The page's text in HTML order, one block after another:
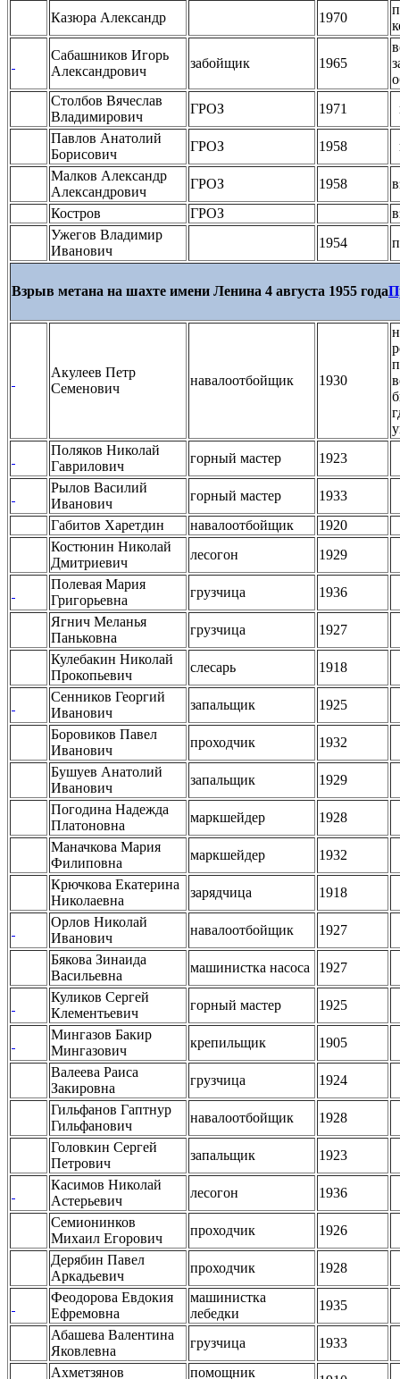
Казюра Александр
1970
Сабашников Игорь
Александрович
забойщик 1965
Столбов Вячеслав
Владимирович
ГРОЗ 1971
Павлов Анатолий
Борисович
ГРОЗ 1958
Малков Александр
Александрович
ГРОЗ 1958
Костров
ГРОЗ
Ужегов Владимир
Иванович
1954
Взрыв метана на шахте имени Ленина 4 августа 1955 года
Акулеев Петр
Семенович
навалоотбойщик 1930
Поляков Николай
Гаврилович
горный мастер
1923
Рылов Василий
Иванович
горный мастер
1933
Габитов Харетдин
навалоотбойщик
1920
Костюнин Николай
Дмитриевич
лесогон
1929
Полевая Мария
Григорьевна
грузчица
1936
Ягнич Меланья
Паньковна
грузчица
1927
Кулебакин Николай
Прокопьевич
слесарь
1918
Сенников Георгий
Иванович
запальщик
1925
Боровиков Павел
Иванович
проходчик
1932
Бушуев Анатолий
Иванович
запальщик
1929
Погодина Надежда
Платоновна
маркшейдер
1928
Маначкова Мария
Филиповна
маркшейдер
1932
Крючкова Екатерина
Николаевна
зарядчица
1918
Орлов Николай
Иванович
навалоотбойщик
1927
Бякова Зинаида
Васильевна
машинистка насоса
1927
Куликов Сергей
Клементьевич
горный мастер
1925
Мингазов Бакир
Мингазович
крепильщик
1905
Валеева Раиса
Закировна
грузчица
1924
Гильфанов Гаптнур
Гильфанович
навалоотбойщик
1928
Головкин Сергей
Петрович
запальщик
1923
Касимов Николай
Астерьевич
лесогон
1936
Семионинков
Михаил Егорович
проходчик
1926
Дерябин Павел
Аркадьевич
проходчик
1928
Феодорова Евдокия
Ефремовна
машинистка
лебедки
1935
Абашева Валентина
Яковлевна
грузчица
1933
Ахметзянов
помощник